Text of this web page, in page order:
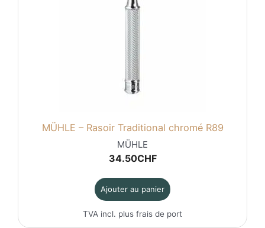
MÜHLE – Rasoir Traditional chromé R89
MÜHLE
34.50CHF
Ajouter au panier
TVA incl. plus frais de port